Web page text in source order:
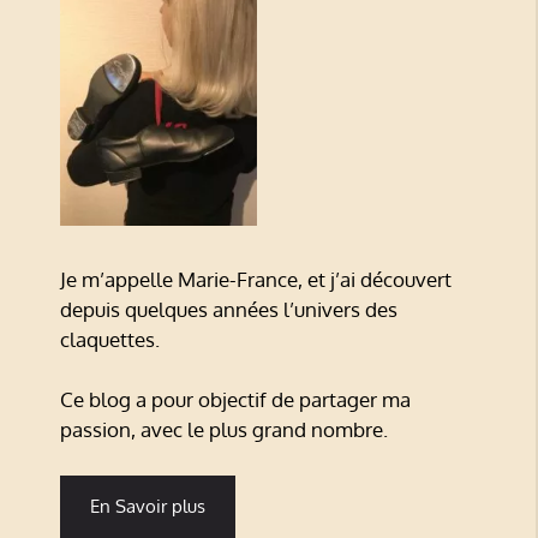
Je m’appelle Marie-France, et j’ai découvert
depuis quelques années l’univers des
claquettes.
Ce blog a pour objectif de partager ma
passion, avec le plus grand nombre.
En Savoir plus